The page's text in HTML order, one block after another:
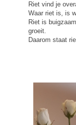
Riet vind je
Waar riet is, is
Riet is
groeit.
Daarom staat